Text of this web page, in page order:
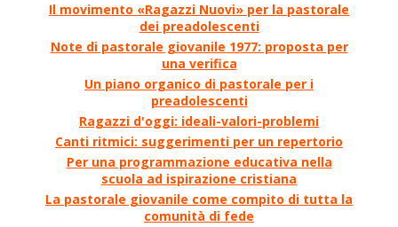
Il movimento «Ragazzi Nuovi» per la pastorale
dei preadolescenti
Note di pastorale giovanile 1977: proposta per
una verifica
Un piano organico di pastorale per i
preadolescenti
Ragazzi d'oggi: ideali-valori-problemi
Canti ritmici: suggerimenti per un repertorio
Per una programmazione educativa nella
scuola ad ispirazione cristiana
La pastorale giovanile come compito di tutta la
comunità di fede